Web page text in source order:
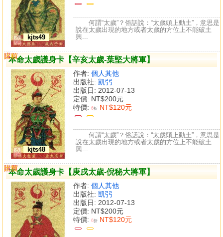
kjts49
何謂“太歲”？俗話說：“太歲頭上動土”，意思是
說在太歲出現的地方或者太歲的方位上不能破土
興...
本命太歲護身卡【辛亥太歲-葉堅大將軍】
kjts48
作者: 個人其他
出版社: 凱弜
出版日: 2012-07-13
定價: NT$200元
特價: 6折 NT$120元
購買
比較
何謂“太歲”？俗話說：“太歲頭上動土”，意思是
說在太歲出現的地方或者太歲的方位上不能破土
興...
本命太歲護身卡【庚戌太歲-倪秘大將軍】
作者: 個人其他
出版社: 凱弜
出版日: 2012-07-13
定價: NT$200元
特價: 6折 NT$120元
購買
比較